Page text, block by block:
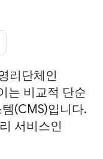
리단체인
는 비교적 단순
(CMS)입니다.
서비스인